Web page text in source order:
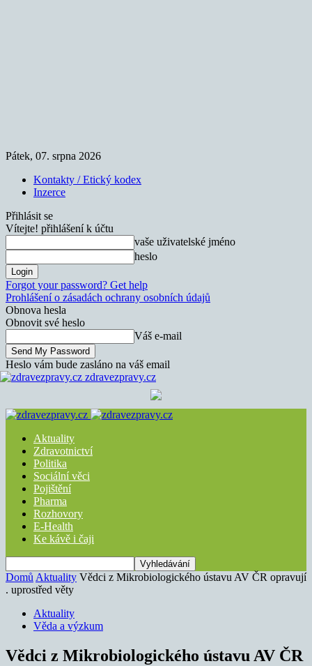
Pátek, 07. srpna 2026
Kontakty / Etický kodex
Inzerce
Přihlásit se
Vítejte! přihlášení k účtu
vaše uživatelské jméno
heslo
Forgot your password? Get help
Prohlášení o zásadách ochrany osobních údajů
Obnova hesla
Obnovit své heslo
Váš e-mail
Heslo vám bude zasláno na váš email
zdravezpravy.cz
Aktuality
Zdravotnictví
Politika
Sociální věci
Pojištění
Pharma
Rozhovory
E-Health
Ke kávě i čaji
Domů Aktuality Vědci z Mikrobiologického ústavu AV ČR opravují
. uprostřed věty
Aktuality
Věda a výzkum
Vědci z Mikrobiologického ústavu AV ČR